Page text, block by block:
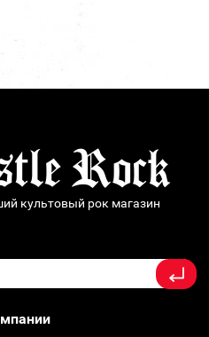
культовый рок магазин